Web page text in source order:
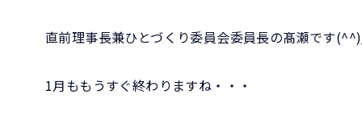
直前理事長兼ひとづくり委員会委員長の髙瀬です
1月ももうすぐ終わりますね・・・